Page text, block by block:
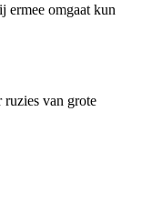
ermee omgaat kun
van grote